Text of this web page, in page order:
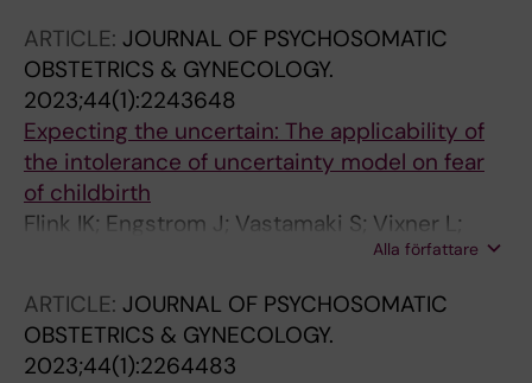
ARTICLE: JOURNAL OF PSYCHOSOMATIC
OBSTETRICS & GYNECOLOGY.
2023;44(1):2243648
Expecting the uncertain: The applicability of
the intolerance of uncertainty model on fear
of childbirth
Flink IK; Engstrom J; Vastamaki S; Vixner L;
Alla författare
ARTICLE: JOURNAL OF PSYCHOSOMATIC
OBSTETRICS & GYNECOLOGY.
2023;44(1):2264483